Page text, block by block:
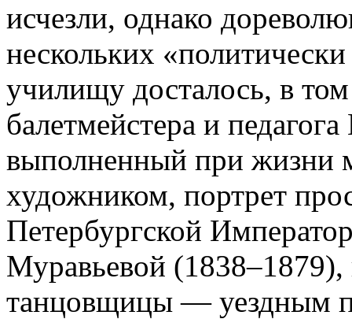
исчезли, однако
нескольких
училищу досталось, в
балетмейстера и
выполненный при жизни
художником, портрет
Петербургской
Муравьевой
танцовщицы — уездным